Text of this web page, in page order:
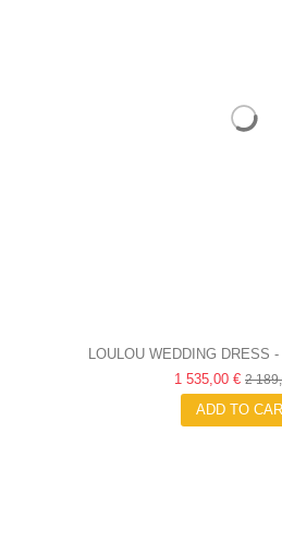
LOULOU WEDDING DRESS
1 535,00 € 2
ADD TO